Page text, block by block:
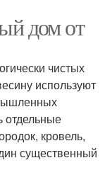
дом от
чистых
используют
отдельные
кровель,
существенный